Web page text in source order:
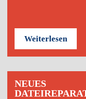
Weiterlesen
NEUES